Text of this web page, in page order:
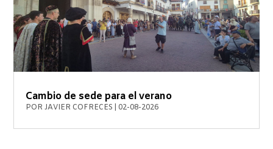
Cambio de sede para el verano
PORJAVIER COFRECES 02-08-2026